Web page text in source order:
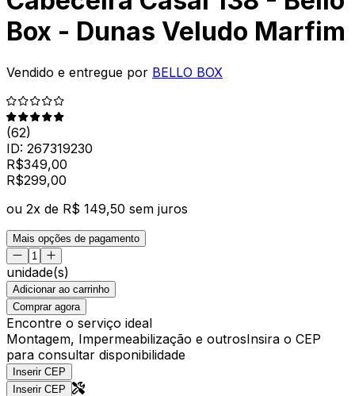
Box - Dunas Veludo Marfim
Vendido e entregue por BELLO BOX
(62)
ID: 267319230
R$349,00
R$299,00
ou 2x de R$ 149,50 sem juros
Mais opções de pagamento
unidade(s)
Adicionar ao carrinho
Comprar agora
Encontre o serviço ideal
Montagem, Impermeabilização e outrosInsira o CEP
para consultar disponibilidade
Inserir CEP
Inserir CEP